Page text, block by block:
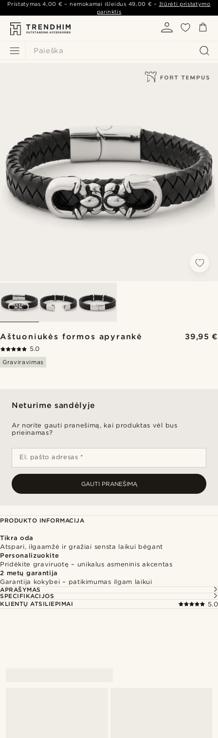
Paieška
Pristatymas4,00 € – nemokamai išleidus 49,00 € – žiūrėti pristatymo
parinktis
Aštuoniukės formos apyrankė 39,95 €
5.0
Graviravimas
Neturime sandėlyje
Ar norite gauti pranešimą, kai produktas vėl bus
prieinamas?
El. pašto adresas *
GAUTI PRANEŠIMĄ
PRODUKTO INFORMACIJA
Tikra oda
Atspari, ilgaamžė ir gražiai sensta laikui bėgant
Personalizuokite
Pridėkite graviruotę – unikalus asmeninis akcentas
2 metų garantija
Garantija kokybei – patikimumas ilgam laikui
APRAŠYMAS
SPECIFIKACIJOS
KLIENTŲ ATSILIEPIMAI
5.0